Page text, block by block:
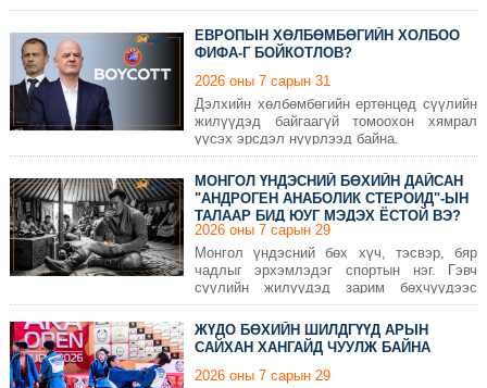
хамгаалах тулаанаа энэ сарын 31-нд
хийнэ.
ЕВРОПЫН ХӨЛБӨМБӨГИЙН ХОЛБОО
ФИФА-Г БОЙКОТЛОВ?
2026 оны 7 сарын 31
Дэлхийн хөлбөмбөгийн ертөнцөд сүүлийн
жилүүдэд байгаагүй томоохон хямрал
үүсэх эрсдэл нүүрлээд байна.
МОНГОЛ ҮНДЭСНИЙ БӨХИЙН ДАЙСАН
"АНДРОГЕН АНАБОЛИК СТЕРОИД"-ЫН
ТАЛААР БИД ЮУГ МЭДЭХ ЁСТОЙ ВЭ?
2026 оны 7 сарын 29
Монгол үндэсний бөх хүч, тэсвэр, бяр
чадлыг эрхэмлэдэг спортын нэг. Гэвч
сүүлийн жилүүдэд зарим бөхчүүдээс
андроген анаболик стероид (AAS) буюу
булчингийн өсөлт, хүчийг нэмэгдүүлэх
зорилгоор хэрэглэдэг дааврын төрлийн
бодис илэрдэг болсон бөхийн ертөнцөд
зовнил төрүүлсээр байна.
ЖҮДО БӨХИЙН ШИЛДГҮҮД АРЫН
САЙХАН ХАНГАЙД ЧУУЛЖ БАЙНА
2026 оны 7 сарын 29